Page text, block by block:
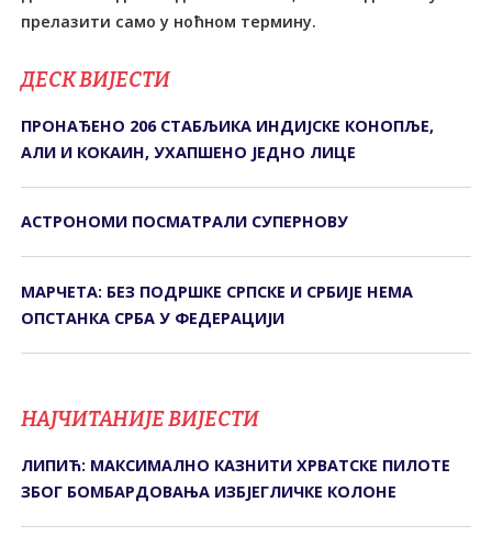
прелазити само у ноћном термину.
ДЕСК ВИЈЕСТИ
ПРОНАЂЕНО 206 СТАБЉИКА ИНДИЈСКЕ КОНОПЉЕ,
АЛИ И КОКАИН, УХАПШЕНО ЈЕДНО ЛИЦЕ
АСТРОНОМИ ПОСМАТРАЛИ СУПЕРНОВУ
МАРЧЕТА: БЕЗ ПОДРШКЕ СРПСКЕ И СРБИЈЕ НЕМА
ОПСТАНКА СРБА У ФЕДЕРАЦИЈИ
НАЈЧИТАНИЈЕ ВИЈЕСТИ
ЛИПИЋ: МАКСИМАЛНО КАЗНИТИ ХРВАТСКЕ ПИЛОТЕ
ЗБОГ БОМБАРДОВАЊА ИЗБЈЕГЛИЧКЕ КОЛОНЕ